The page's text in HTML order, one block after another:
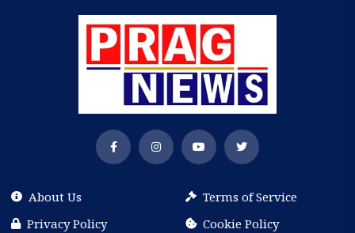
About Us
Terms of Service
Privacy Policy
Cookie Policy